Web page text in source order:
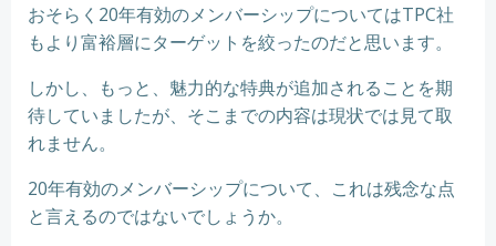
おそらく20年有効のメンバーシップについてはTPC社
もより富裕層にターゲットを絞ったのだと思います。
しかし、もっと、魅力的な特典が追加されることを期
待していましたが、そこまでの内容は現状では見て取
れません。
20年有効のメンバーシップについて、これは残念な点
と言えるのではないでしょうか。